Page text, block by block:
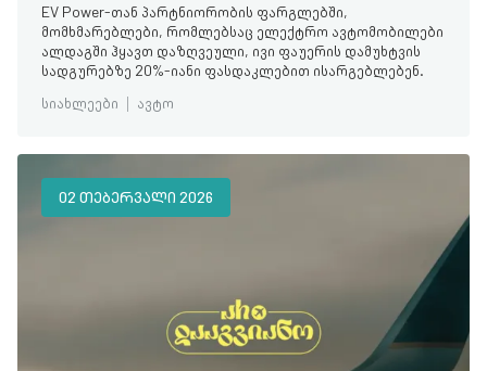
EV Power-თან პარტნიორობის ფარგლებში,
მომხმარებლები, რომლებსაც ელექტრო ავტომობილები
ალდაგში ჰყავთ დაზღვეული, ივი ფაუერის დამუხტვის
სადგურებზე 20%-იანი ფასდაკლებით ისარგებლებენ.
სიახლეები
ავტო
02 ᲗᲔᲑᲔᲠᲕᲐᲚᲘ 2026